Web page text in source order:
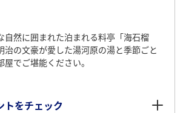
自然に囲まれた泊まれる料亭「海石榴
治の文豪が愛した湯河原の湯と季節ごと
でご堪能ください。
トをチェック